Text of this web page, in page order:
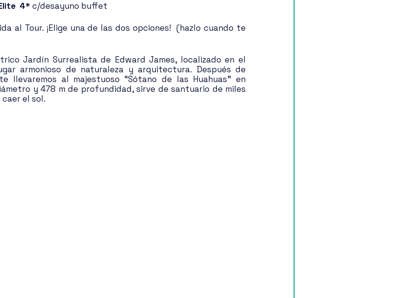
4* c/desayuno buffet
al Tour. ¡Elige una de las dos opciones!  (hazlo cuando te
Jardín Surrealista de Edward James, localizado en el
armonioso de naturaleza y arquitectura. Después de
llevaremos al majestuoso “Sótano de las Huahuas” en
y 478 m de profundidad, sirve de santuario de miles
el sol.